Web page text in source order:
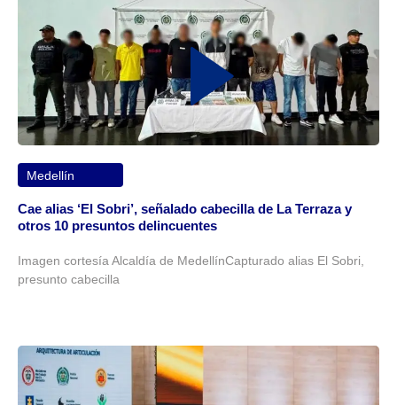
Medellín
Cae alias ‘El Sobri’, señalado cabecilla de La Terraza y
otros 10 presuntos delincuentes
Imagen cortesía Alcaldía de MedellínCapturado alias El Sobri,
presunto cabecilla